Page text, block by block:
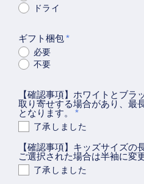
ー
系
半
袖
シ
ャ
ツ
【な
か
ま
シ
ャ
【な
か
ドライ
ギフト梱包
必要
不要
【確認事項】ホワイトとブラ
取り寄せする場合があり、最
となります。
了承しました
【確認事項】キッズサイズの
ご選択された場合は半袖に変
了承しました